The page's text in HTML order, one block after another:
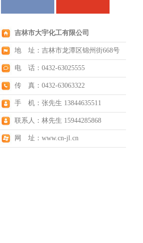
吉林市大宇化工有限公司
地 址：吉林市龙潭区锦州街668号
电 话：0432-63025555
传 真：0432-63063322
手 机：张先生 13844635511
联系人：林先生 15944285868
网 址：www.cn-jl.cn